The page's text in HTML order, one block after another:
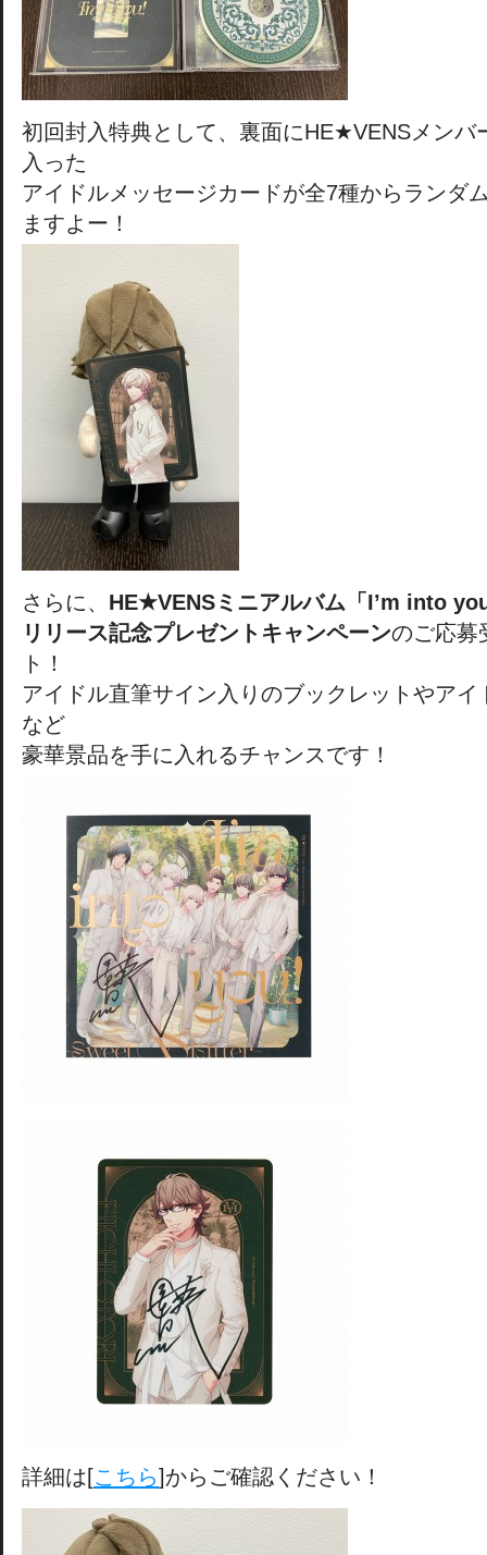
初回封入特典として、裏面にHE★VENSメンバ
入った
アイドルメッセージカードが全7種からランダ
ますよー！
さらに、 HE★VENSミニアルバム「I’m into
リリース記念プレゼントキャンペーンのご応募
ト！
アイドル直筆サイン入りのブックレットやア
など
豪華景品を手に入れるチャンスです！
詳細は[こちら]からご確認ください！